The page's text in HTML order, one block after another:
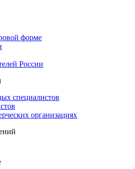
форме
России
специалистов
организациях